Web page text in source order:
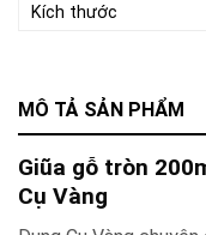
MÔ TẢ SẢN PHẨM
Giũa gỗ tròn
Cụ Vàng
Kích thước